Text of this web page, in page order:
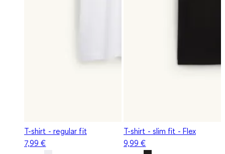
T-shirt - regular fit
7,99 €
T-shirt - slim fit - Flex
9,99 €